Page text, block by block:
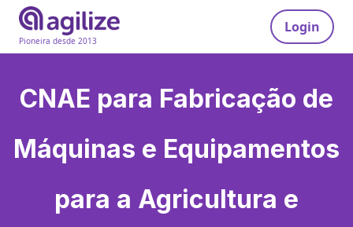
Pioneira desde 2013
Login
CNAE para Fabricação de
Máquinas e Equipamentos
para a Agricultura e